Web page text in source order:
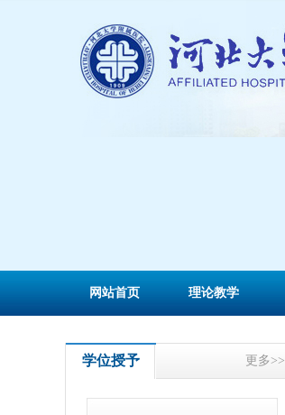
网站首页 理论教学
学位授予 更多>>